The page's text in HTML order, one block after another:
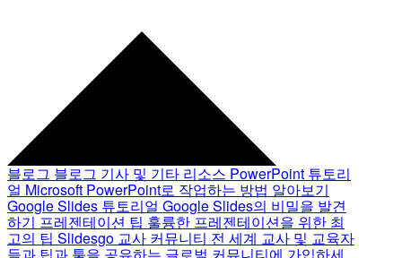
블로그 블로그 기사 및 기타 리소스 PowerPoint 튜토리
얼 Microsoft PowerPoint로 작업하는 방법 알아보기
Google Slides 튜토리얼 Google Slides의 비밀을 발견
하기 프레젠테이션 팁 훌륭한 프레젠테이션을 위한 최
고의 팁 Slidesgo 교사 커뮤니티 전 세계 교사 및 교육자